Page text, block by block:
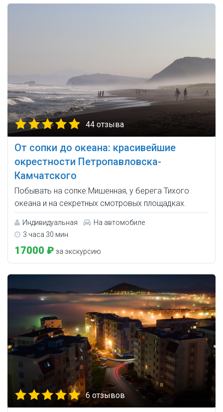
44 отзыва
От сопки до океана: красивейшие
окрестности Петропавловска-
Камчатского
Побывать на сопке Мишенная, у берега Тихого
океана и на секретных смотровых площадках.
Индивидуальная
На автомобиле
3 часа 30 мин.
17000 ₽ за экскурсию
6 отзывов